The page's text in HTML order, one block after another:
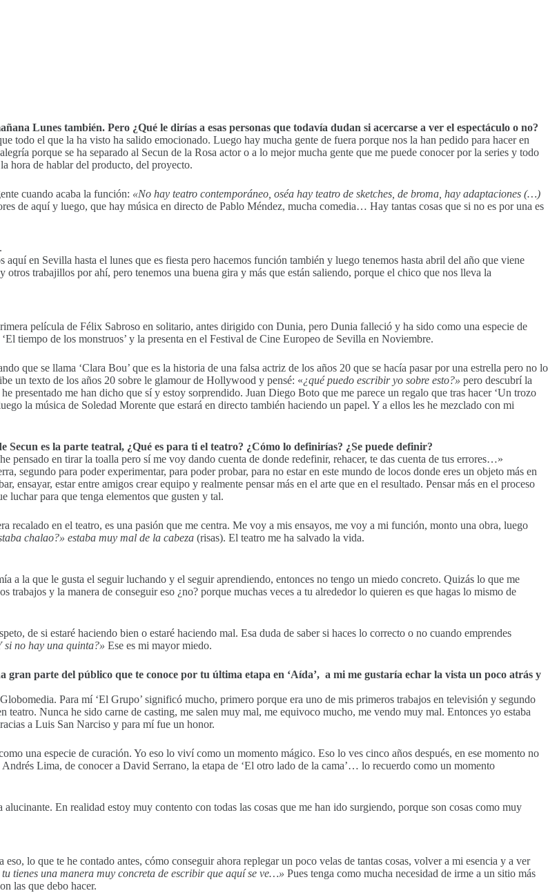
Lunes también. Pero ¿Qué le dirías a esas personas que todavía dudan si acercarse a ver el espectáculo o no?
todo el que la ha visto ha salido emocionado. Luego hay mucha gente de fuera porque nos la han pedido para hacer en
porque se ha separado al Secun de la Rosa actor o a lo mejor mucha gente que me puede conocer por la series y todo
hora de hablar del producto, del proyecto.
cuando acaba la función: «No hay teatro contemporáneo, oséa hay teatro de sketches, de broma, hay adaptaciones (…)
de aquí y luego, que hay música en directo de Pablo Méndez, mucha comedia… Hay tantas cosas que si no es por una es
en Sevilla hasta el lunes que es fiesta pero hacemos función también y luego tenemos hasta abril del año que viene
trabajillos por ahí, pero tenemos una buena gira y más que están saliendo, porque el chico que nos lleva la
película de Félix Sabroso en solitario, antes dirigido con Dunia, pero Dunia falleció y ha sido como una especie de
tiempo de los monstruos’ y la presenta en el Festival de Cine Europeo de Sevilla en Noviembre.
que se llama ‘Clara Bou’ que es la historia de una falsa actriz de los años 20 que se hacía pasar por una estrella pero no lo
un texto de los años 20 sobre le glamour de Hollywood y pensé: «¿qué puedo escribir yo sobre esto?» pero descubrí la
presentado me han dicho que sí y estoy sorprendido. Juan Diego Boto que me parece un regalo que tras hacer ‘Un trozo
la música de Soledad Morente que estará en directo también haciendo un papel. Y a ellos les he mezclado con mi
Secun es la parte teatral, ¿Qué es para ti el teatro? ¿Cómo lo definirías? ¿Se puede definir?
en tirar la toalla pero sí me voy dando cuenta de donde redefinir, rehacer, te das cuenta de tus errores…»
segundo para poder experimentar, para poder probar, para no estar en este mundo de locos donde eres un objeto más en
ensayar, estar entre amigos crear equipo y realmente pensar más en el arte que en el resultado. Pensar más en el proceso
luchar para que tenga elementos que gusten y tal.
en el teatro, es una pasión que me centra. Me voy a mis ensayos, me voy a mi función, monto una obra, luego
chalao?» estaba muy mal de la cabeza (risas). El teatro me ha salvado la vida.
a la que le gusta el seguir luchando y el seguir aprendiendo, entonces no tengo un miedo concreto. Quizás lo que me
trabajos y la manera de conseguir eso ¿no? porque muchas veces a tu alrededor lo quieren es que hagas lo mismo de
de si estaré haciendo bien o estaré haciendo mal. Esa duda de saber si haces lo correcto o no cuando emprendes
no hay una quinta?» Ese es mi mayor miedo.
parte del público que te conoce por tu última etapa en ‘Aída’, a mi me gustaría echar la vista un poco atrás y
Para mí ‘El Grupo’ significó mucho, primero porque era uno de mis primeros trabajos en televisión y segundo
Nunca he sido carne de casting, me salen muy mal, me equivoco mucho, me vendo muy mal. Entonces yo estaba
a Luis San Narciso y para mí fue un honor.
una especie de curación. Yo eso lo viví como un momento mágico. Eso lo ves cinco años después, en ese momento no
Lima, de conocer a David Serrano, la etapa de ‘El otro lado de la cama’… lo recuerdo como un momento
alucinante. En realidad estoy muy contento con todas las cosas que me han ido surgiendo, porque son cosas como muy
lo que te he contado antes, cómo conseguir ahora replegar un poco velas de tantas cosas, volver a mi esencia y a ver
tu tienes una manera muy concreta de escribir que aquí se ve…» Pues tenga como mucha necesidad de irme a un sitio más
las que debo hacer.